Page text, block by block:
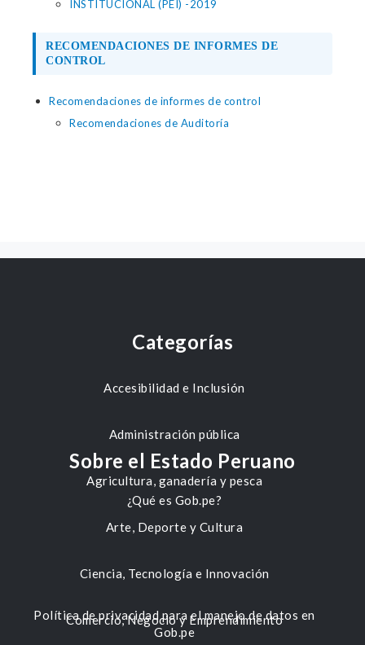
INSTITUCIONAL (PEI) -2019
RECOMENDACIONES DE INFORMES DE
CONTROL
Recomendaciones de informes de control
Recomendaciones de Auditoría
Categorías
Accesibilidad e Inclusión
Administración pública
Agricultura, ganadería y pesca
Arte, Deporte y Cultura
Ciencia, Tecnología e Innovación
Comercio, Negocio y Emprendimiento
Sobre el Estado Peruano
¿Qué es Gob.pe?
Política de privacidad para el manejo de datos en
Gob.pe